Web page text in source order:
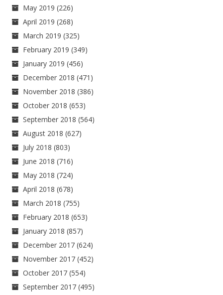
May 2019 (226)
April 2019 (268)
March 2019 (325)
February 2019 (349)
January 2019 (456)
December 2018 (471)
November 2018 (386)
October 2018 (653)
September 2018 (564)
August 2018 (627)
July 2018 (803)
June 2018 (716)
May 2018 (724)
April 2018 (678)
March 2018 (755)
February 2018 (653)
January 2018 (857)
December 2017 (624)
November 2017 (452)
October 2017 (554)
September 2017 (495)